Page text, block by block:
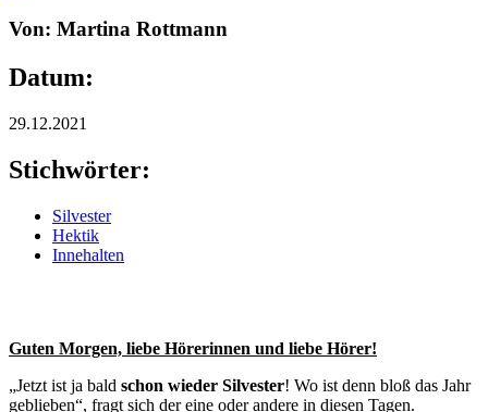
Von: Martina Rottmann
Datum:
29.12.2021
Stichwörter:
Silvester
Hektik
Innehalten
Guten Morgen, liebe Hörerinnen und liebe Hörer!
„Jetzt ist ja bald schon wieder Silvester! Wo ist denn bloß das Jahr
geblieben“, fragt sich der eine oder andere in diesen Tagen.